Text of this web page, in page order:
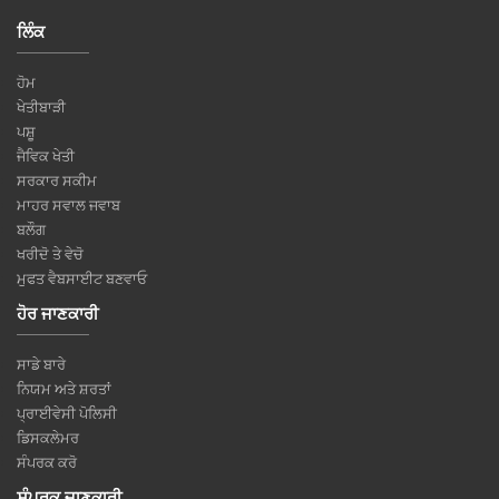
ਲਿੰਕ
ਹੋਮ
ਖੇਤੀਬਾੜੀ
ਪਸ਼ੂ
ਜੈਵਿਕ ਖੇਤੀ
ਸਰਕਾਰ ਸਕੀਮ
ਮਾਹਰ ਸਵਾਲ ਜਵਾਬ
ਬਲੌਗ
ਖਰੀਦੋ ਤੇ ਵੇਚੋ
ਮੁਫਤ ਵੈਬਸਾਈਟ ਬਣਵਾਓ
ਹੋਰ ਜਾਣਕਾਰੀ
ਸਾਡੇ ਬਾਰੇ
ਨਿਯਮ ਅਤੇ ਸ਼ਰਤਾਂ
ਪ੍ਰਾਈਵੇਸੀ ਪੋਲਿਸੀ
ਡਿਸਕਲੇਮਰ
ਸੰਪਰਕ ਕਰੋ